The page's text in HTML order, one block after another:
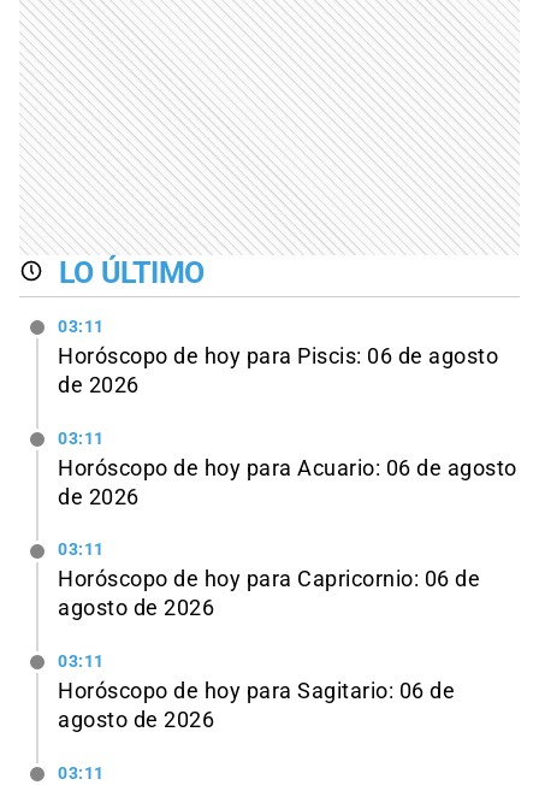
LO ÚLTIMO
03:11
Horóscopo de hoy para Piscis: 06 de agosto
de 2026
03:11
Horóscopo de hoy para Acuario: 06 de agosto
de 2026
03:11
Horóscopo de hoy para Capricornio: 06 de
agosto de 2026
03:11
Horóscopo de hoy para Sagitario: 06 de
agosto de 2026
03:11